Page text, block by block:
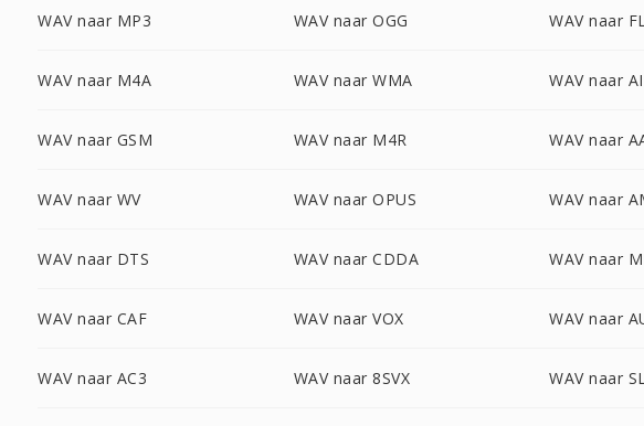
WAV naar MP3 WAV naar OGG WAV naar
WAV naar M4A WAV naar WMA WAV naar
WAV naar GSM WAV naar M4R WAV naar
WAV naar WV WAV naar OPUS WAV naar
WAV naar DTS WAV naar CDDA WAV naar
WAV naar CAF WAV naar VOX WAV naar
WAV naar AC3 WAV naar 8SVX WAV naar